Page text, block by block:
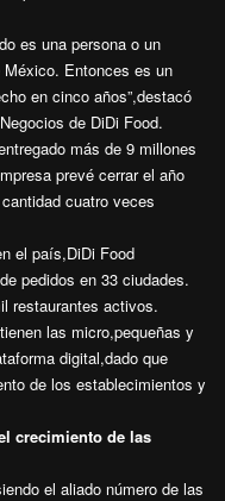
es una persona o un
Entonces es un
en cinco años”,destacó
de DiDi Food.
más de 9 millones
prevé cerrar el año
cuatro veces
el país,DiDi Food
pedidos en 33 ciudades.
restaurantes activos.
las micro,pequeñas y
digital,dado que
de los establecimientos y
crecimiento de las
el aliado número de las